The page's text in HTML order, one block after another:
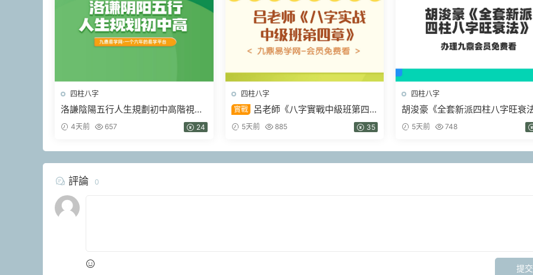
四柱八字
洛謙陰陽五行人生規劃初中高階視頻
3套4天前 657 24
四柱八字
實戰
呂老師《八字實戰中級班第四
章》355集視頻
5天前 885 35
四柱八字
胡浚豪《全套新派四柱八字旺衰
19集視頻
5天前 748
評論 0
提交